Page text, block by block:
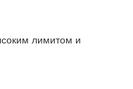
лимитом и